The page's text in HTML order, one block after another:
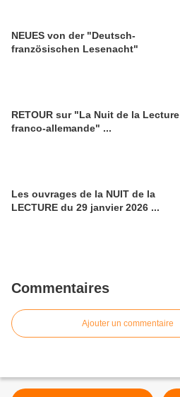
NEUES von der "Deutsch-
französischen Lesenacht"
RETOUR sur "La Nuit de la Lecture
franco-allemande" ...
Les ouvrages de la NUIT de la
LECTURE du 29 janvier 2026 ...
Commentaires
Ajouter un commentaire